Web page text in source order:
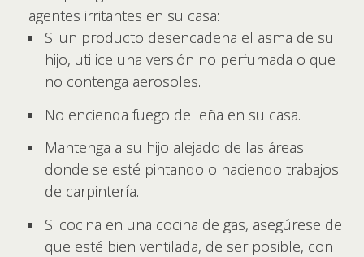
agentes irritantes en su casa:
Si un producto desencadena el asma de su
hijo, utilice una versión no perfumada o que
no contenga aerosoles.
No encienda fuego de leña en su casa.
Mantenga a su hijo alejado de las áreas
donde se esté pintando o haciendo trabajos
de carpintería.
Si cocina en una cocina de gas, asegúrese de
que esté bien ventilada, de ser posible, con